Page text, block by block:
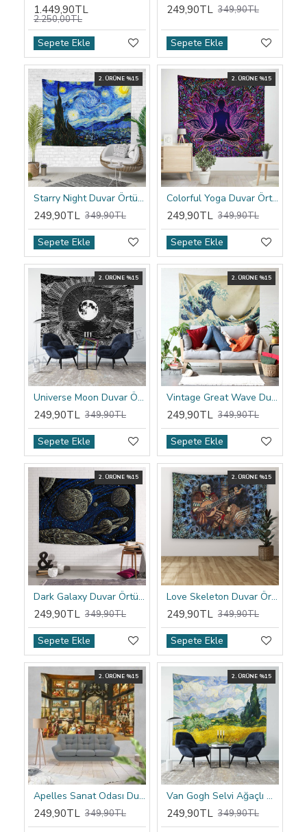
1.449,90TL
2.250,00TL
Sepete Ekle
249,90TL 349,90TL
Sepete Ekle
2. ÜRÜNE %15
Starry Night Duvar Örtüsü
249,90TL 349,90TL
Sepete Ekle
2. ÜRÜNE %15
Colorful Yoga Duvar Örtüsü
249,90TL 349,90TL
Sepete Ekle
2. ÜRÜNE %15
Universe Moon Duvar Örtüsü
249,90TL 349,90TL
Sepete Ekle
2. ÜRÜNE %15
Vintage Great Wave Duvar Örtüsü
249,90TL 349,90TL
Sepete Ekle
2. ÜRÜNE %15
Dark Galaxy Duvar Örtüsü
249,90TL 349,90TL
Sepete Ekle
2. ÜRÜNE %15
Love Skeleton Duvar Örtüsü
249,90TL 349,90TL
Sepete Ekle
2. ÜRÜNE %15
Apelles Sanat Odası Duvar Örtüsü
249,90TL 349,90TL
2. ÜRÜNE %15
Van Gogh Selvi Ağaçlı Buğday Tarlası Duvar Örtüsü
249,90TL 349,90TL